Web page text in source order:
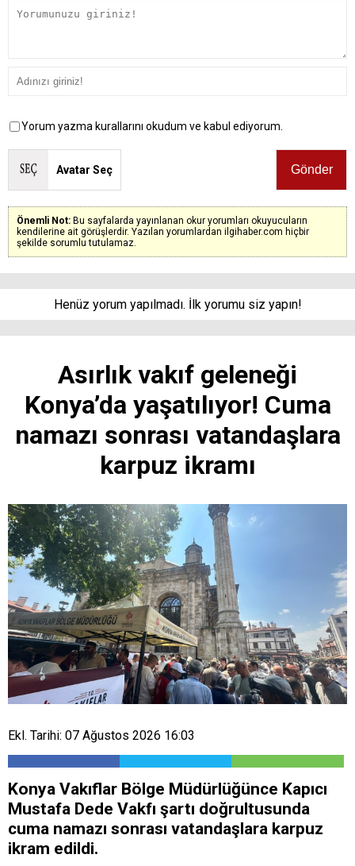
Yorum yazma kurallarını okudum ve kabul ediyorum.
Avatar Seç
Önemli Not: Bu sayfalarda yayınlanan okur yorumları okuyucuların
kendilerine ait görüşlerdir. Yazılan yorumlardan ilgihaber.com hiçbir
şekilde sorumlu tutulamaz.
Henüz yorum yapılmadı. İlk yorumu siz yapın!
Asırlık vakıf geleneği
Konya’da yaşatılıyor! Cuma
namazı sonrası vatandaşlara
karpuz ikramı
Ekl. Tarihi: 07 Ağustos 2026 16:03
Konya Vakıflar Bölge Müdürlüğünce Kapıcı
Mustafa Dede Vakfı şartı doğrultusunda
cuma namazı sonrası vatandaşlara karpuz
ikram edildi.